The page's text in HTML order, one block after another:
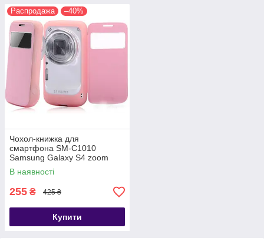
Распродажа –40%
Чохол-книжка для
смартфона SM-C1010
Samsung Galaxy S4 zoom
рожевий BASEUS
В наявності
255 ₴ 425 ₴
Купити